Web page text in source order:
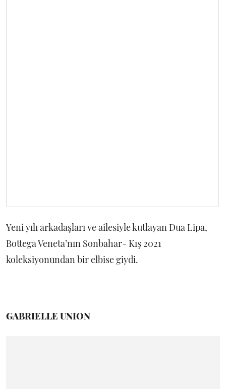
Yeni yılı arkadaşları ve ailesiyle kutlayan Dua Lipa,
Bottega Veneta’nın Sonbahar- Kış 2021
koleksiyonundan bir elbise giydi.
GABRIELLE UNION